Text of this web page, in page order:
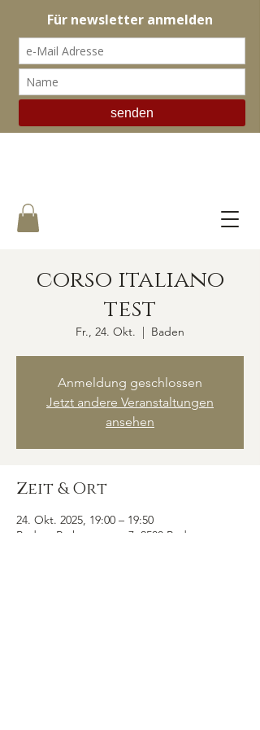
corso italiano
test
Fr., 24. Okt.
  |
Baden
Anmeldung geschlossen
Jetzt andere Veranstaltungen
ansehen
Zeit & Ort
24. Okt. 2025, 19:00 – 19:50
Baden, Rathausgasse 7, 2500 Baden,